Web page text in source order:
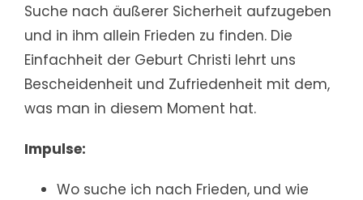
Suche nach äußerer Sicherheit aufzugeben
und in ihm allein Frieden zu finden. Die
Einfachheit der Geburt Christi lehrt uns
Bescheidenheit und Zufriedenheit mit dem,
was man in diesem Moment hat.
Impulse:
Wo suche ich nach Frieden, und wie